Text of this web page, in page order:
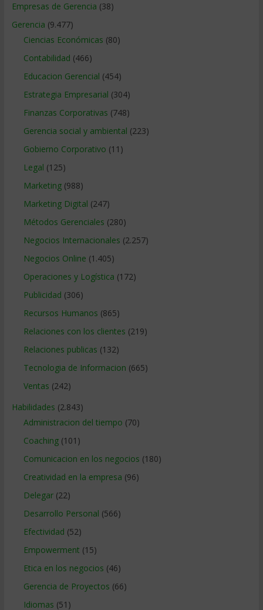
Empresas de Gerencia (38)
Gerencia (9.477)
Ciencias Económicas (80)
Contabilidad (466)
Educacion Gerencial (454)
Estrategia Empresarial (304)
Finanzas Corporativas (748)
Gerencia social y ambiental (223)
Gobierno Corporativo (11)
Legal (125)
Marketing(988)
Marketing Digital (247)
Métodos Gerenciales (280)
Negocios Internacionales (2.257)
Negocios Online (1.405)
Operaciones y Logística (172)
Publicidad (306)
Recursos Humanos (865)
Relaciones con los clientes (219)
Relaciones publicas (132)
Tecnologia de Informacion (665)
Ventas (242)
Habilidades (2.843)
Administracion del tiempo (70)
Coaching(101)
Comunicacion en los negocios (180)
Creatividad en la empresa (96)
Delegar(22)
Desarrollo Personal (566)
Efectividad (52)
Empowerment (15)
Etica en los negocios (46)
Gerencia de Proyectos (66)
Idiomas (51)